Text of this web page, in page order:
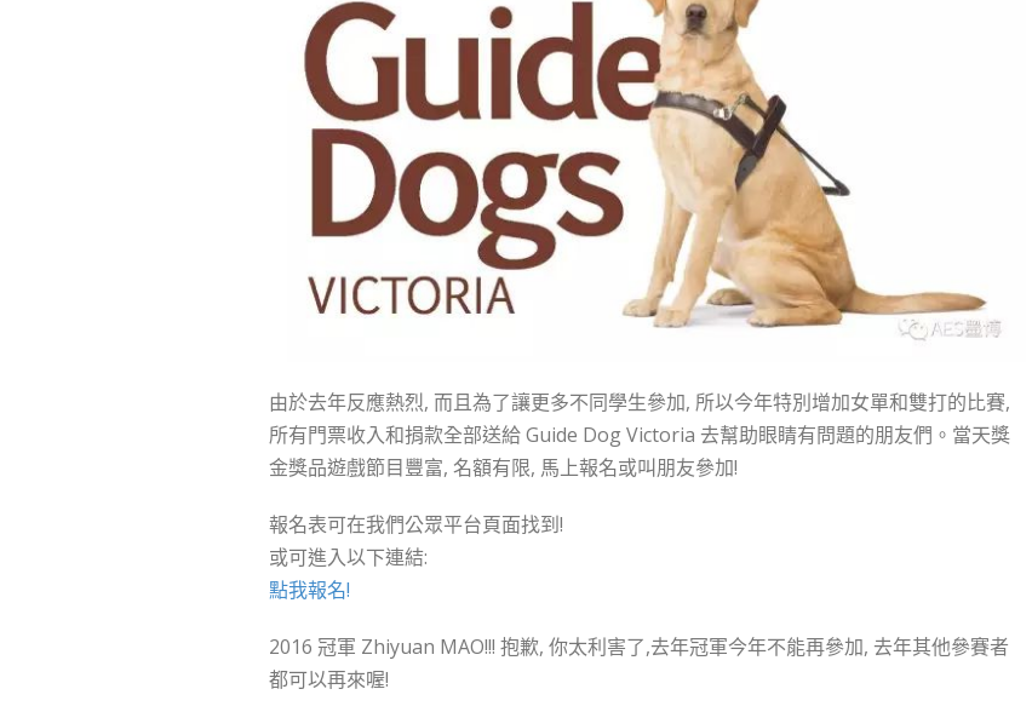
由於去年反應熱烈, 而且為了讓更多不同學生參加, 所以今年特別增加女單和雙打的比賽,
所有門票收入和捐款全部送給 Guide Dog Victoria 去幫助眼睛有問題的朋友們。當天獎
金獎品遊戲節目豐富, 名額有限, 馬上報名或叫朋友參加!
報名表可在我們公眾平台頁面找到!
或可進入以下連結:
點我報名!
2016 冠軍 Zhiyuan MAO!!! 抱歉, 你太利害了,去年冠軍今年不能再參加, 去年其他參賽者
都可以再來喔!